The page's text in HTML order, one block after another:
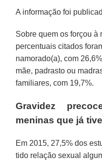
A informação foi
Sobre quem os forçou à
percentuais citados
namorado(a), com
mãe, padrasto ou
familiares, com 19,7%.
Gravidez
meninas que já
Em 2015, 27,5% dos
tido relação sexual